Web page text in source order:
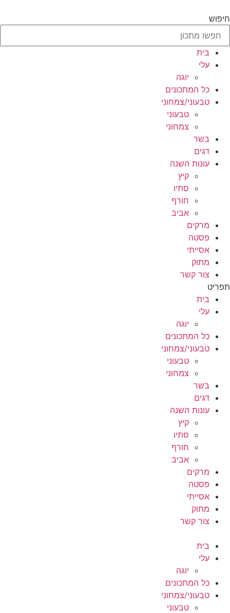
לתוכן
חיפוש
בית
עלי
יוגה
כל המתכונים
טבעוני/צמחוני
טבעוני
צמחוני
בשר
דגים
עונות השנה
קיץ
סתיו
חורף
אביב
מרקים
פסטה
אסייתי
מתוק
צור קשר
תפריט
בית
עלי
יוגה
כל המתכונים
טבעוני/צמחוני
טבעוני
צמחוני
בשר
דגים
עונות השנה
קיץ
סתיו
חורף
אביב
מרקים
פסטה
אסייתי
מתוק
צור קשר
בית
עלי
יוגה
כל המתכונים
טבעוני/צמחוני
טבעוני